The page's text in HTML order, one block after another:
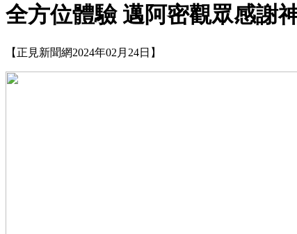
全方位體驗 邁阿密觀眾感謝
【正見新聞網2024年02月24日】